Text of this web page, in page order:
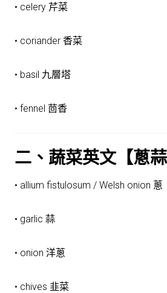
• celery 芹菜
• coriander 香菜
• basil 九層塔
• fennel 茴香
二、蔬菜英文【蔥蒜
• allium fistulosum / Welsh onion 蔥
• garlic 蒜
• onion 洋蔥
• chives 韭菜